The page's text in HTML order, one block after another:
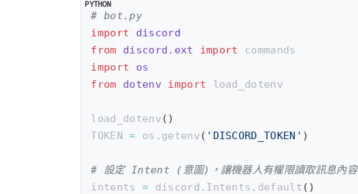
# bot.py
import
discord
from
discord.ext import
commands
import
os
from
dotenv import load_dotenv
load_dotenv ()
TOKEN = os . getenv ( 'DISCORD_TOKEN' )
# 設定 Intent (意圖)，讓機器人有權限讀取訊息內容
intents
= discord . Intents . default ()